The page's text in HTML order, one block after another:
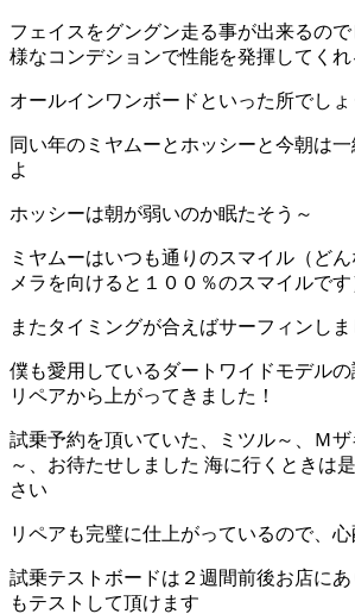
フェイスをグングン走る事が出来るの
様なコンデションで性能を発揮してくれ
オールインワンボードといった所でしょ
同い年のミヤムーとホッシーと今朝は
よ
ホッシーは朝が弱いのか眠たそう～
ミヤムーはいつも通りのスマイル（ど
メラを向けると１００％のスマイルです
またタイミングが合えばサーフィンしま
僕も愛用しているダートワイドモデル
リペアから上がってきました！
試乗予約を頂いていた、ミツル～、Ｍ
～、お待たせしました 海に行くときは
さい
リペアも完璧に仕上がっているので、
試乗テストボードは２週間前後お店に
もテストして頂けます